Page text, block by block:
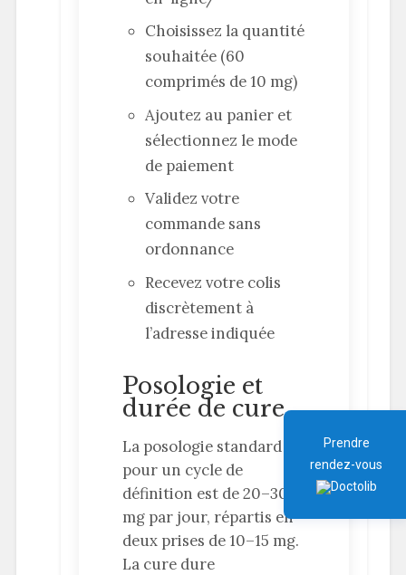
Choisissez la quantité
souhaitée (60
comprimés de 10 mg)
Ajoutez au panier et
sélectionnez le mode
de paiement
Validez votre
commande sans
ordonnance
Recevez votre colis
discrètement à
l’adresse indiquée
Posologie et
durée de cure
La posologie standard
pour un cycle de
définition est de 20–30
mg par jour, répartis en
deux prises de 10–15 mg.
La cure dure
Prendre
rendez-vous